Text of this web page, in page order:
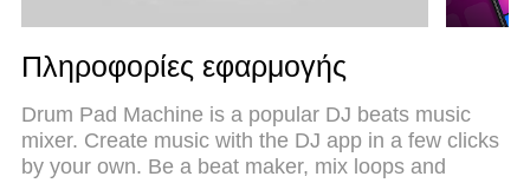
Πληροφορίες εφαρμογής
Drum Pad Machine is a popular DJ beats music
mixer. Create music with the DJ app in a few clicks
by your own. Be a beat maker, mix loops and